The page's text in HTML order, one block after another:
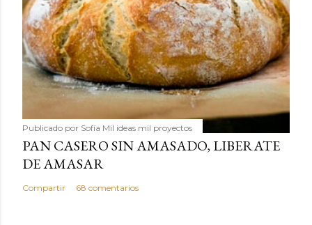
Publicado por Sofía Mil ideas mil proyectos
PAN CASERO SIN AMASADO, LIBERATE
DE AMASAR
Compartir 68 comentarios